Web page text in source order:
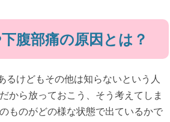
腹部痛の原因とは？
るけどもその他は知らないという人
から放っておこう、そう考えてしま
ものがどの様な状態で出ているかで